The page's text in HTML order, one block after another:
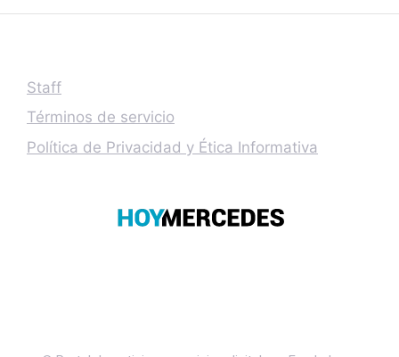
Staff
Términos de servicio
Política de Privacidad y Ética Informativa